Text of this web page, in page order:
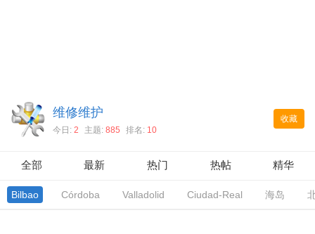
收藏
维修维护
今日: 2 主题: 885 排名: 10
全部 最新 热门 热帖 精华
Bilbao Córdoba Valladolid Ciudad-Real 海岛